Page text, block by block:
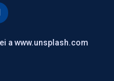
a www.unsplash.com